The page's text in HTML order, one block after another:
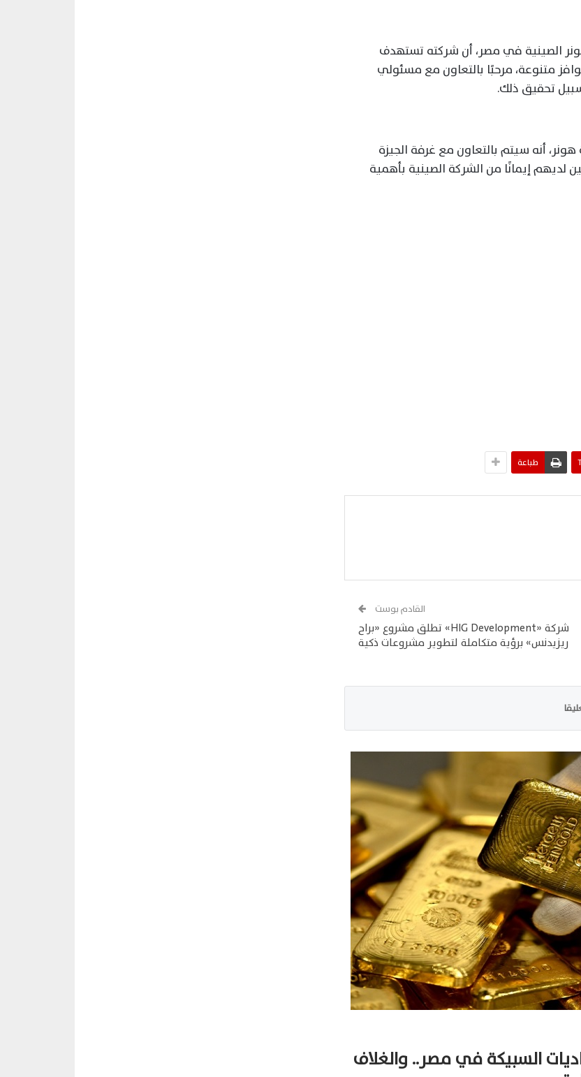
الصينية في مصر، أن شركته تستهدف
متنوعة، مرحبًا بالتعاون مع مسئولي
تحقيق ذلك.
أنه سيتم بالتعاون مع غرفة الجيزة
لديهم إيمانًا من الشركة الصينية بأهمية
طباعة
القادم بوست
شركة «HIG Development» تطلق مشروع «براح
ريزيدنس» برؤية متكاملة لتطوير مشروعات ذكية
السبيكة في مصر.. والغلاف